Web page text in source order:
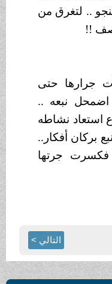
.. لتغرق من
!!
حتى
نبعه ..
نشاطه
بركان أفكار..
جرتها
التالي >